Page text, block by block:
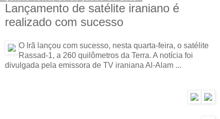
Lançamento de satélite iraniano é
realizado com sucesso
O Irã lançou com sucesso, nesta quarta-feira, o satélite
Rassad-1, a 260 quilômetros da Terra. A notícia foi
divulgada pela emissora de TV iraniana Al-Alam ...